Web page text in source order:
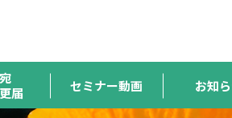
届
セミナー動画 お知